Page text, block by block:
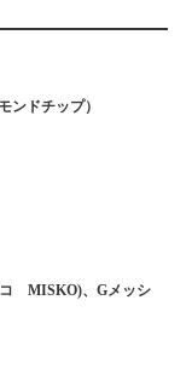
ンドチップ）
コ MISKO)、Gメッシ